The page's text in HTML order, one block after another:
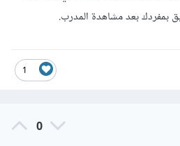
بمفردك بعد مشاهدة المدرب.
1
0